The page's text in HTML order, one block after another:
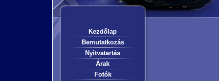
Kezdőlap
Bemutatkozás
Nyitvatartás
Árak
Fotók